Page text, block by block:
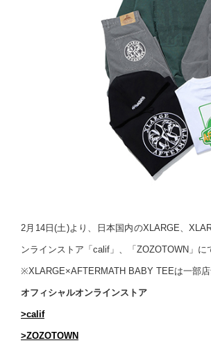
2月14日(土)より、日本国内のXLARGE、
ンラインストア「calif」、「ZOZOTOWN」に
※XLARGE×AFTERMATH BABY TEEは一部店
オフィシャルオンラインストア
>calif
>ZOZOTOWN